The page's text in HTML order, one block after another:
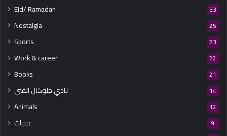
Eid/ Ramadan 33
Nostalgia 25
Sports 23
Work & career 22
Books 21
نادي جلوكال الفني 14
Animals 12
عبثيات 9